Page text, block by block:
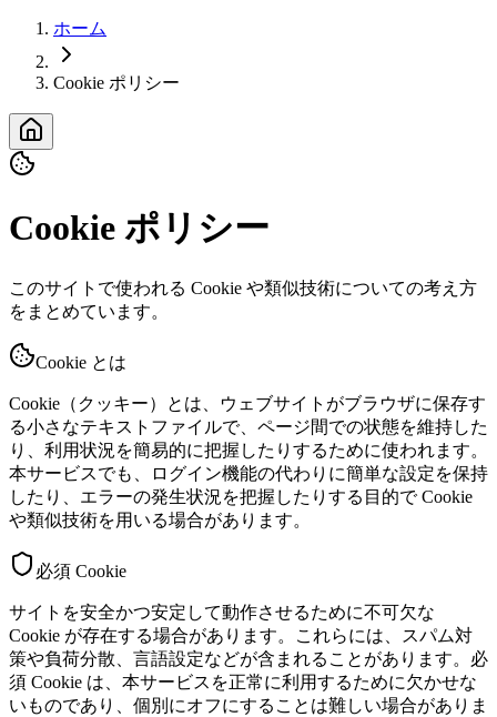
ホーム
Cookie ポリシー
Cookie ポリシー
このサイトで使われる Cookie や類似技術についての考え方
をまとめています。
Cookie とは
Cookie（クッキー）とは、ウェブサイトがブラウザに保存す
る小さなテキストファイルで、ページ間での状態を維持した
り、利用状況を簡易的に把握したりするために使われます。
本サービスでも、ログイン機能の代わりに簡単な設定を保持
したり、エラーの発生状況を把握したりする目的で Cookie
や類似技術を用いる場合があります。
必須 Cookie
サイトを安全かつ安定して動作させるために不可欠な
Cookie が存在する場合があります。これらには、スパム対
策や負荷分散、言語設定などが含まれることがあります。必
須 Cookie は、本サービスを正常に利用するために欠かせな
いものであり、個別にオフにすることは難しい場合がありま